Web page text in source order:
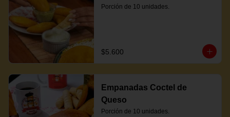
Porción de 10 unidades.
$5.600
Empanadas Coctel de
Queso
Porción de 10 unidades.